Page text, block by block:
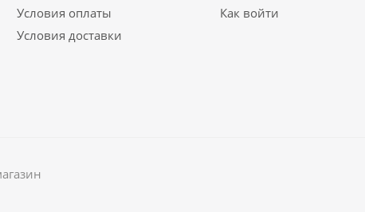
Условия оплаты
Условия доставки
Как войти